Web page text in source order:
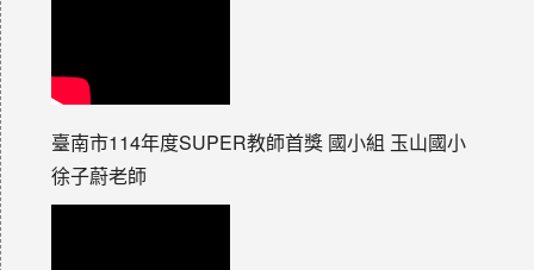
臺南市114年度SUPER教師首獎 國小組 玉山國小
徐子蔚老師